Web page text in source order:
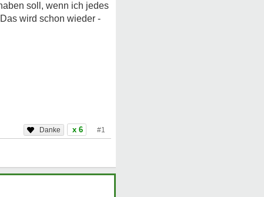
soll, wenn ich jedes
wird schon wieder -
x 6 #1